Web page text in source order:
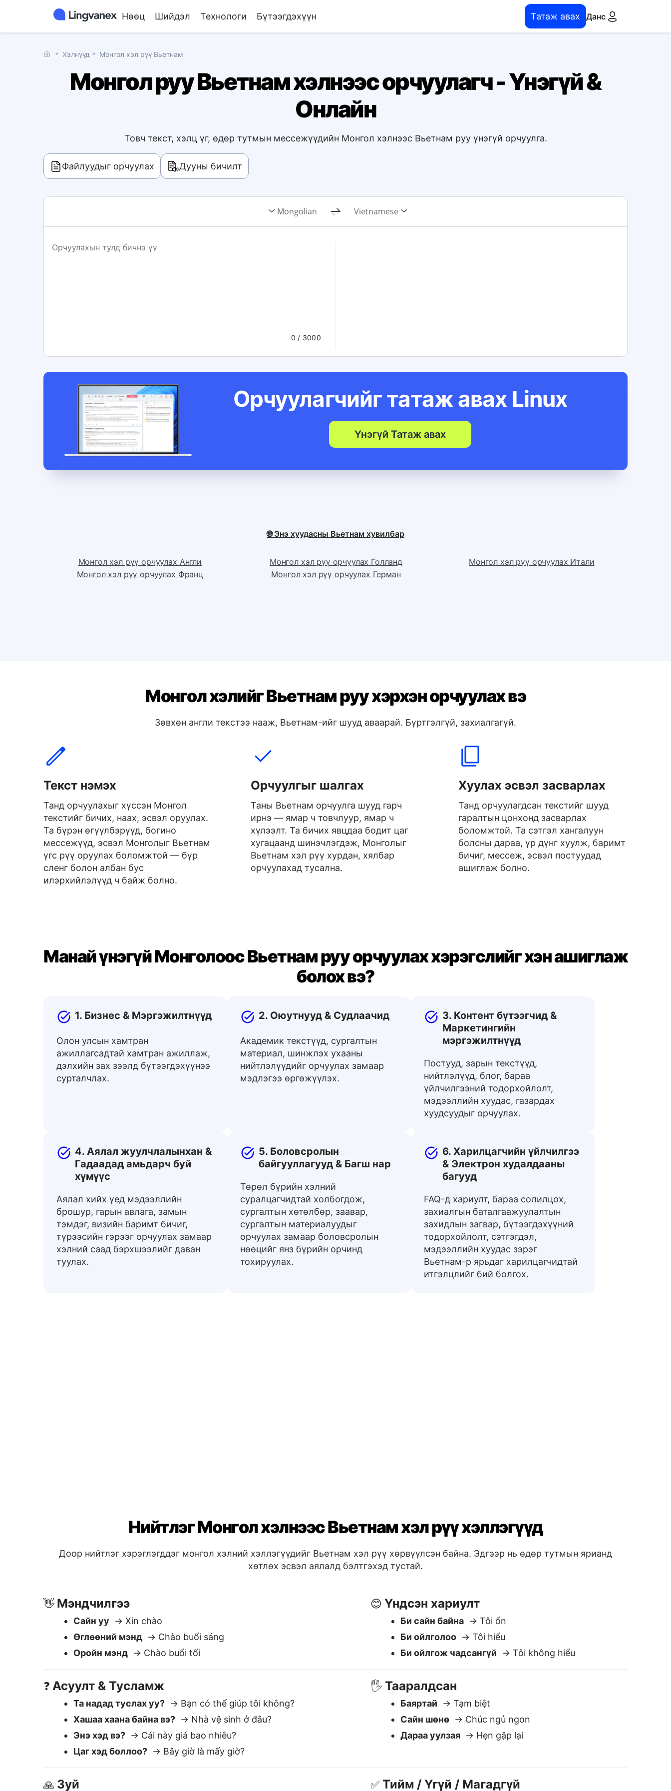
Нөөц Шийдэл Технологи Бүтээгдэхүүн Татаж авах Данс
˃ Хэлнүүд ˃ Монгол хэл рүү Вьетнам
Монгол руу Вьетнам хэлнээс орчуулагч - Үнэгүй &
Онлайн
Товч текст, хэлц үг, өдөр тутмын мессежүүдийн Монгол хэлнээс Вьетнам руу үнэгүй орчуулга.
Файлуудыг орчуулах Дууны бичилт
Mongolian Vietnamese
0 / 3000
Орчуулагчийг татаж авах Linux
Үнэгүй Татаж авах
🌐 Энэ хуудасны Вьетнам хувилбар
Монгол хэл рүү орчуулах Англи
Монгол хэл рүү орчуулах Франц
Монгол хэл рүү орчуулах Голланд
Монгол хэл рүү орчуулах Герман
Монгол хэл рүү орчуулах Итали
Монгол хэлийг Вьетнам руу хэрхэн орчуулах вэ
Зөвхөн англи текстээ нааж, Вьетнам-ийг шууд аваарай. Бүртгэлгүй, захиалгагүй.
Текст нэмэх
Танд орчуулахыг хүссэн Монгол
текстийг бичих, наах, эсвэл оруулах.
Та бүрэн өгүүлбэрүүд, богино
мессежүүд, эсвэл Монголыг Вьетнам
үгс рүү оруулах боломжтой — бүр
сленг болон албан бус
илэрхийлэлүүд ч байж болно.
Орчуулгыг шалгах
Таны Вьетнам орчуулга шууд гарч
ирнэ — ямар ч товчлуур, ямар ч
хүлээлт. Та бичих явцдаа бодит цаг
хугацаанд шинэчлэгдэж, Монголыг
Вьетнам хэл рүү хурдан, хялбар
орчуулахад тусална.
Хуулах эсвэл засварлах
Танд орчуулагдсан текстийг шууд
гаралтын цонхонд засварлах
боломжтой. Та сэтгэл хангалуун
болсны дараа, үр дүнг хуулж, баримт
бичиг, мессеж, эсвэл постуудад
ашиглаж болно.
Манай үнэгүй Монголоос Вьетнам руу орчуулах хэрэгслийг хэн ашиглаж
болох вэ?
1. Бизнес & Мэргэжилтнүүд
Олон улсын хамтран
ажиллагсадтай хамтран ажиллаж,
дэлхийн зах зээлд бүтээгдэхүүнээ
сурталчлах.
2. Оюутнууд & Судлаачид
Академик текстүүд, сургалтын
материал, шинжлэх ухааны
нийтлэлүүдийг орчуулах замаар
мэдлэгээ өргөжүүлэх.
3. Контент бүтээгчид &
Маркетингийн
мэргэжилтнүүд
Постууд, зарын текстүүд,
нийтлэлүүд, блог, бараа
үйлчилгээний тодорхойлолт,
мэдээллийн хуудас, газардах
хуудсуудыг орчуулах.
4. Аялал жуулчлалынхан &
Гадаадад амьдарч буй
хүмүүс
Аялал хийх үед мэдээллийн
брошур, гарын авлага, замын
тэмдэг, визийн баримт бичиг,
түрээсийн гэрээг орчуулах замаар
хэлний саад бэрхшээлийг даван
туулах.
5. Боловсролын
байгууллагууд & Багш нар
Төрөл бүрийн хэлний
суралцагчидтай холбогдож,
сургалтын хөтөлбөр, заавар,
сургалтын материалуудыг
орчуулах замаар боловсролын
нөөцийг янз бүрийн орчинд
тохируулах.
6. Харилцагчийн үйлчилгээ
& Электрон худалдааны
багууд
FAQ-д хариулт, бараа солилцох,
захиалгын баталгаажуулалтын
захидлын загвар, бүтээгдэхүүний
тодорхойлолт, сэтгэгдэл,
мэдээллийн хуудас зэрэг
Вьетнам-р ярьдаг харилцагчидтай
итгэлцлийг бий болгох.
→ Bạn có thể giúp tôi không?
Цаг хэд боллоо?
Тааралдсан
Баяртай
Зуй
Зуй болгоно уу
Тийм / Үгүй / Магадгүй
Магадгүй → Có thể
Lingvanex нь хамгийн сайн Монгол to Вьетнам орчуулагч юм